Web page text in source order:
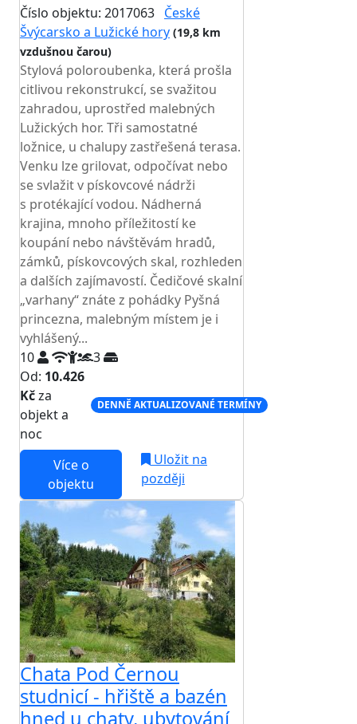
Číslo objektu: 2017063 České
Švýcarsko a Lužické hory (19,8 km
vzdušnou čarou)
Stylová poloroubenka, která prošla
citlivou rekonstrukcí, se svažitou
zahradou, uprostřed malebných
Lužických hor. Tři samostatné
ložnice, u chalupy zastřešená terasa.
Venku lze grilovat, odpočívat nebo
se svlažit v pískovcové nádrži
s protékající vodou. Nádherná
krajina, mnoho příležitostí ke
koupání nebo návštěvám hradů,
zámků, pískovcových skal, rozhleden
a dalších zajímavostí. Čedičové skalní
„varhany“ znáte z pohádky Pyšná
princezna, malebným místem je i
vyhlášený...
10
3
Od: 10.426
Kčza
objekt a
noc
DENNĚ AKTUALIZOVANÉ TERMÍNY
Více o
objektu
Uložit na
později
Chata Pod Černou
studnicí - hřiště a bazén
hned u chaty, ubytování